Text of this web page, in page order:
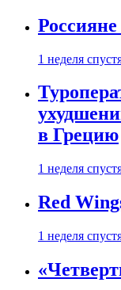
1 неделя
в Грецию
1 неделя
Red
1 неделя